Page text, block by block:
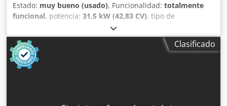
Estado: muy bueno (usado), Funcionalidad: totalmente
funcional, potencia: 31,5 kW (42,83 CV), tipo de
original
estado de la cadena:60 %, Año de fabricación:2012, horas
de funcionamiento:
cabina,
Fabricante: CASE Modelo: CX 50B S2 Año de fabricación:
2012 Horas: 4.490 Peso: 4.945 kg Motor: Yanmar 4TNV88-
Clasificado